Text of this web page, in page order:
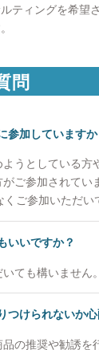
ティングを希望
問
参加していますか
うとしている方
ご参加されてい
ご参加いただい
いいですか？
ても構いません。
けられないか心
の推奨や勧誘を